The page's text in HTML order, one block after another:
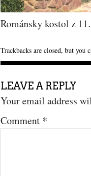
Románsky kostol z
Trackbacks are closed, but you
LEAVE A REPLY
Your email address
Comment *